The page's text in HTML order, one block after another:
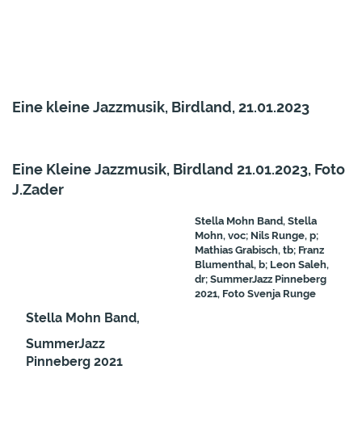
Eine kleine Jazzmusik, Birdland, 21.01.2023
Eine Kleine Jazzmusik, Birdland 21.01.2023, Foto
J.Zader
Stella Mohn Band, Stella
Mohn, voc; Nils Runge, p;
Mathias Grabisch, tb; Franz
Blumenthal, b; Leon Saleh,
dr; SummerJazz Pinneberg
2021, Foto Svenja Runge
Stella Mohn Band,
SummerJazz
Pinneberg 2021